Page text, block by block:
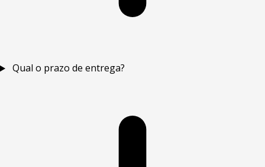
Qual o prazo de entrega?